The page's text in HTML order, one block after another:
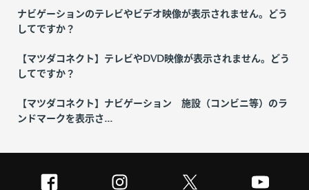
ナビゲーションのテレビやビデオ映像が表示されません。どう
してですか？
【マツダコネクト】テレビやDVD映像が表示されません。どう
してですか？
【マツダコネクト】ナビゲーション 施設（コンビニ等）のラ
ンドマークを表示さ...